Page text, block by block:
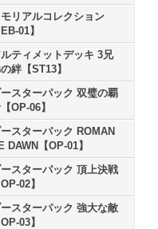
モリアルコレクション
EB-01】
ティメットデッキ 3兄
絆【ST13】
スターパック 双璧の覇
OP-06】
スターパック ROMAN
DAWN【OP-01】
スターパック 頂上決戦
OP-02】
スターパック 強大な敵
OP-03】